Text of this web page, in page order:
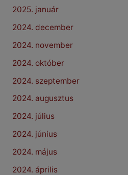
2025. január
2024. december
2024. november
2024. október
2024. szeptember
2024. augusztus
2024. július
2024. június
2024. május
2024. április